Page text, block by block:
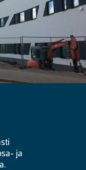
ja